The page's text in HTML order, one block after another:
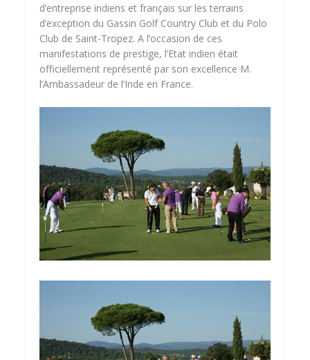
d’entreprise indiens et français sur les terrains
d’exception du Gassin Golf Country Club et du Polo
Club de Saint-Tropez. A l’occasion de ces
manifestations de prestige, l’Etat indien était
officiellement représenté par son excellence M.
l’Ambassadeur de l’Inde en France.